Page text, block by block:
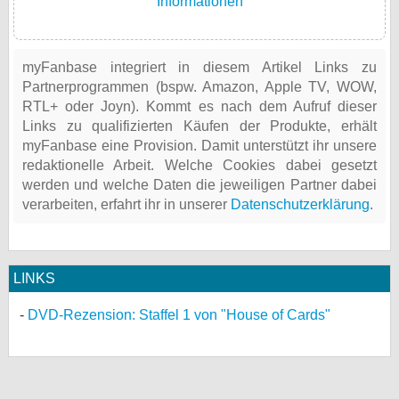
myFanbase integriert in diesem Artikel Links zu
Partnerprogrammen (bspw. Amazon, Apple TV, WOW,
RTL+ oder Joyn). Kommt es nach dem Aufruf dieser
Links zu qualifizierten Käufen der Produkte, erhält
myFanbase eine Provision. Damit unterstützt ihr unsere
redaktionelle Arbeit. Welche Cookies dabei gesetzt
werden und welche Daten die jeweiligen Partner dabei
verarbeiten, erfahrt ihr in unserer Datenschutzerklärung.
LINKS
DVD-Rezension: Staffel 1 von "House of Cards"